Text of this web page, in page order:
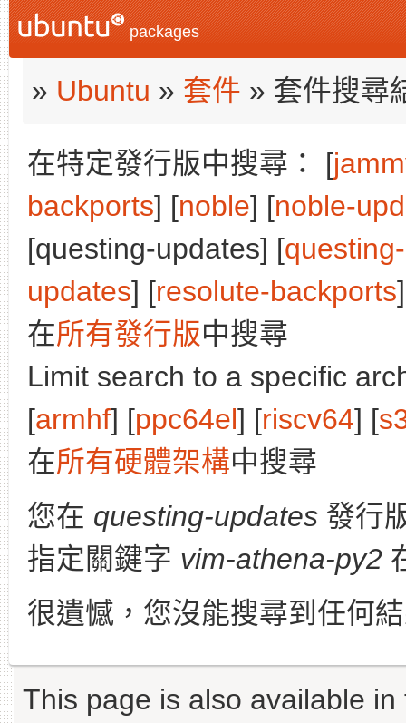
packages
» Ubuntu » 套件 » 套件搜尋
在特定發行版中搜尋： [
backports] [noble] [noble-
[questing-updates] [
updates] [resolute-backports
在所有發行版中搜尋
Limit search to a specific
[armhf] [ppc64el] [riscv64] [
在所有硬體架構中搜尋
您在 questing-updates 發行
指定關鍵字 vim-athena-py2
很遺憾，您沒能搜尋到任何
This page is also available